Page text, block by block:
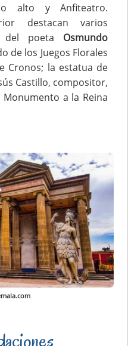
alto y Anfiteatro.
destacan varios
del poeta Osmundo
de los Juegos Florales
Cronos; la estatua de
Castillo, compositor,
a la Reina